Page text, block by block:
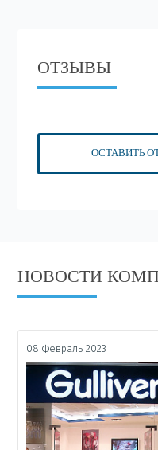
ОТЗЫВЫ
ОСТАВИТЬ
НОВОСТИ
08 Февраль 2023